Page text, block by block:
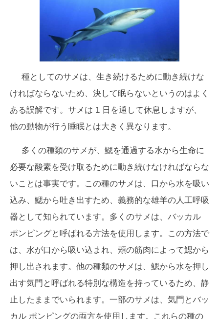
種としてのサメは、生き続けるために動き続けな
ければならないため、決して眠らないというのはよく
ある誤解です。サメは 1 日を通して休息しますが、
他の動物が行う睡眠とは大きく異なります。
多くの種類のサメが、鰓を通過する水から生命に
必要な酸素を受け取るために動き続けなければならな
いことは事実です。この種のサメは、口から水を吸い
込み、鰓から吐き出すため、義務的な雄羊の人工呼吸
器として知られています。多くのサメは、バッカル
ポンピングと呼ばれる方法を使用します。この方法で
は、水が口から吸い込まれ、頬の筋肉によって鰓から
押し出されます。他の種類のサメは、鰓から水を押し
出す気門と呼ばれる特別な構造を持っているため、静
止したままでいられます。一部のサメは、気門とバッ
カル ポンピングの両方を使用します。これらの種の